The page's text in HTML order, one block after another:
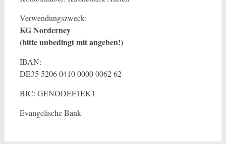
Verwendungszweck:
KG Norderney
(bitte unbedingt mit angeben!)
IBAN:
DE35 5206 0410 0000 0062 62
BIC: GENODEF1EK1
Evangelische Bank